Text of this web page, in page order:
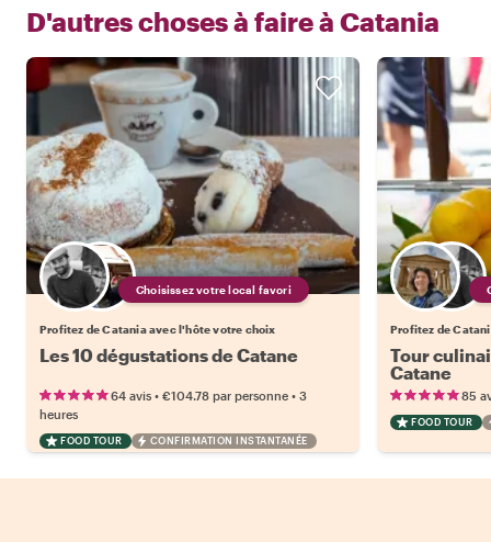
D'autres choses à faire à Catania
Choisissez votre local favori
Profitez de Catania avec l'hôte votre choix
Les 10 dégustations de Catane
64 avis • €104.78 par personne • 3
heures
FOOD TOUR CONFIRMATION INSTANTANÉE
Profitez de
Tour
Catane
85
FOOD TOUR